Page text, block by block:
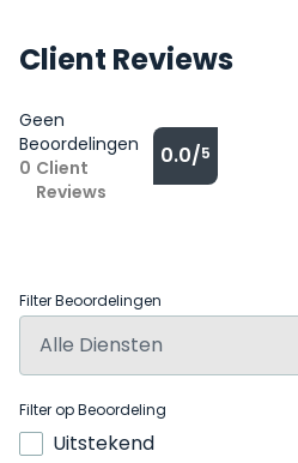
Client Reviews
Geen
Beoordelingen
0 Client
Reviews
0.0/5
Filter Beoordelingen
Filter op Beoordeling
Uitstekend